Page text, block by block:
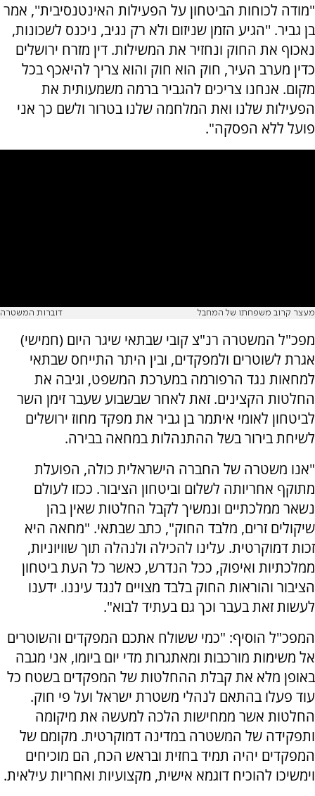
"מודה לכוחות הביטחון על הפעילות האינטנסיבית'', אמר
בן גביר. ''הגיע הזמן שניזום ולא רק נגיב, ניכנס לשכונות,
נאכוף את החוק ונחזיר את המשילות. דין מזרח ירושלים
כדין מערב העיר, חוק הוא חוק והוא צריך להיאכף בכל
מקום. אנחנו צריכים להגביר ברמה משמעותית את
הפעילות שלנו ואת המלחמה שלנו בטרור ולשם כך אני
פועל ללא הפסקה".
מעצר קרוב משפחתו של המחבל דוברות המשטרה
מפכ"ל המשטרה רנ"צ קובי שבתאי שיגר היום (חמישי)
אגרת לשוטרים ולמפקדים, ובין היתר התייחס שבתאי
למחאות נגד הרפורמה במערכת המשפט, וגיבה את
החלטות הקצינים. זאת לאחר שבשבוע שעבר זימן השר
לביטחון לאומי איתמר בן גביר את מפקד מחוז ירושלים
לשיחת בירור בשל ההתנהלות במחאה בבירה.
"אנו משטרה של החברה הישראלית כולה, הפועלת
מתוקף אחריותה לשלום וביטחון הציבור. ככזו לעולם
נשאר ממלכתיים ונמשיך לקבל החלטות שאין בהן
שיקולים זרים, מלבד החוק", כתב שבתאי. "מחאה היא
זכות דמוקרטית. עלינו להכילה ולנהלה תוך שוויוניות,
ממלכתיות ואיפוק, ככל הנדרש, כאשר כל העת ביטחון
הציבור והוראות החוק בלבד מצויים לנגד עיננו. ידענו
לעשות זאת בעבר וכך גם בעתיד לבוא".
המפכ"ל הוסיף: "כמי ששולח אתכם המפקדים והשוטרים
אל משימות מורכבות ומאתגרות מדי יום ביומו, אני מגבה
באופן מלא את קבלת ההחלטות של המפקדים בשטח כל
עוד פעלו בהתאם לנהלי משטרת ישראל ועל פי חוק.
החלטות אשר ממחישות הלכה למעשה את מיקומה
ותפקידה של המשטרה במדינה דמוקרטית. מקומם של
המפקדים יהיה תמיד בחזית ובראש הכח, הם מוכיחים
וימשיכו להוכיח דוגמא אישית, מקצועיות ואחריות עילאית.